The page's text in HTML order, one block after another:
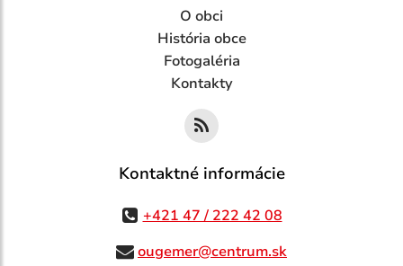
O obci
História obce
Fotogaléria
Kontakty
Kontaktné informácie
+421 47 / 222 42 08
ougemer@centrum.sk